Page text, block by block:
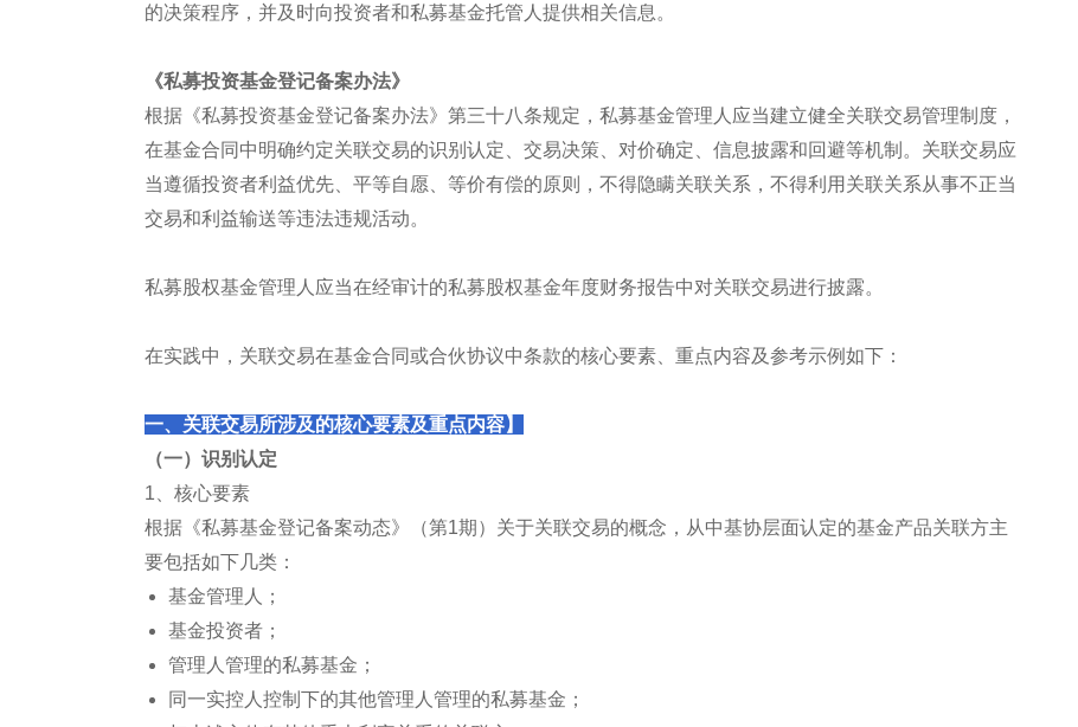
的决策程序，并及时向投资者和私募基金托管人提供相关信息。
《私募投资基金登记备案办法》
根据《私募投资基金登记备案办法》第三十八条规定，私募基金管理人应当建立健全关联交易管理制度，
在基金合同中明确约定关联交易的识别认定、交易决策、对价确定、信息披露和回避等机制。关联交易应
当遵循投资者利益优先、平等自愿、等价有偿的原则，不得隐瞒关联关系，不得利用关联关系从事不正当
交易和利益输送等违法违规活动。
私募股权基金管理人应当在经审计的私募股权基金年度财务报告中对关联交易进行披露。
在实践中，关联交易在基金合同或合伙协议中条款的核心要素、重点内容及参考示例如下：
一、关联交易所涉及的核心要素及重点内容】
（一）识别认定
1、核心要素
根据《私募基金登记备案动态》（第1期）关于关联交易的概念，从中基协层面认定的基金产品关联方主
要包括如下几类：
基金管理人；
基金投资者；
管理人管理的私募基金；
同一实控人控制下的其他管理人管理的私募基金；